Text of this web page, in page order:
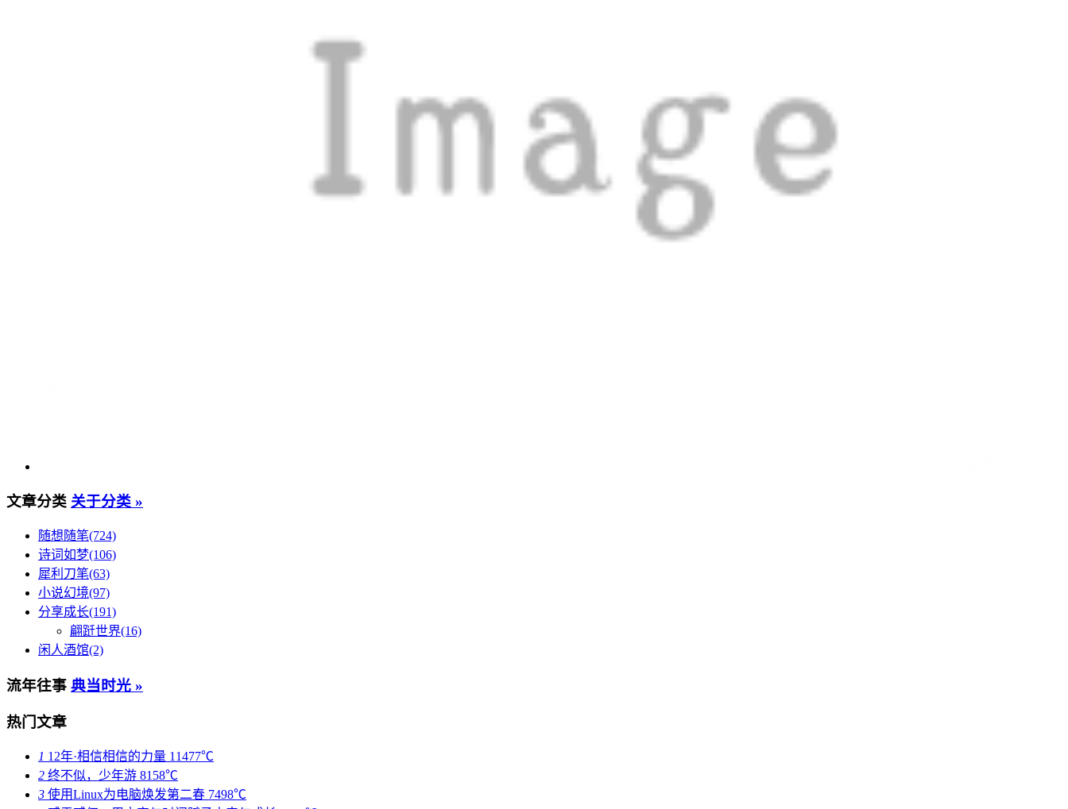
文章分类 关于分类 »
随想随笔(724)
诗词如梦(106)
犀利刀笔(63)
小说幻境(97)
分享成长(191)
翩跹世界(16)
闲人酒馆(2)
流年往事 典当时光 »
热门文章
1 12年·相信相信的力量 11477℃
2 终不似，少年游 8158℃
3 使用Linux为电脑焕发第二春 7498℃